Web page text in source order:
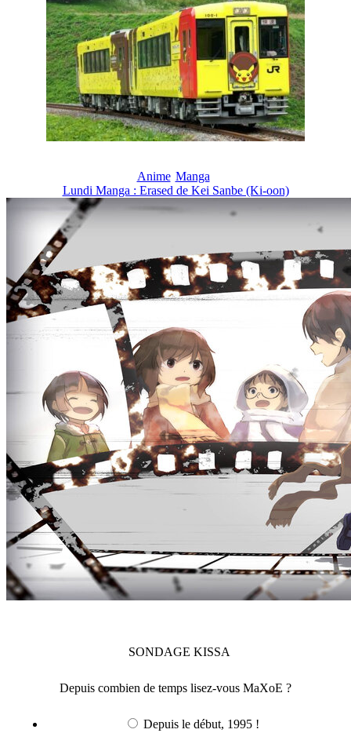
Anime Manga
Lundi Manga : Erased de Kei Sanbe (Ki-oon)
SONDAGE KISSA
Depuis combien de temps lisez-vous MaXoE ?
Depuis le début, 1995 !